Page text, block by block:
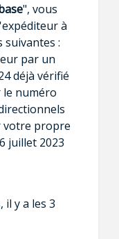
", vous
à
suivantes :
par un
déjà vérifié
le numéro
votre propre
juillet 2023
y a les 3